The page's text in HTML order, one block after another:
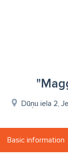
Dūņu iela 2,
Basic information